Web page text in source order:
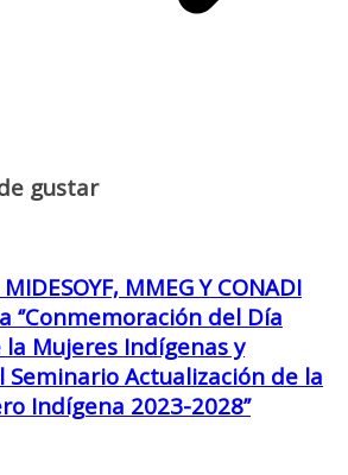
gustar
MMEG Y CONADI
‘’Conmemoración del Día
Mujeres Indígenas y
Actualización de la
Indígena 2023-2028’’